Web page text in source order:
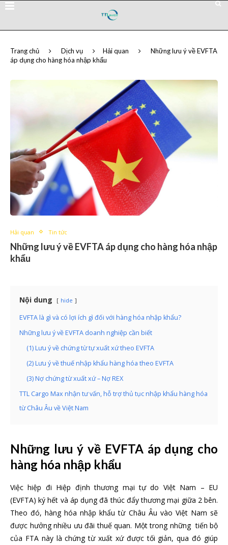
Trang chủ Dịch vụ Hải quan
Những lưu ý về EVFTA
áp dụng cho hàng hóa nhập khẩu
Hải quan Tin tức
Những lưu ý về EVFTA áp dụng cho hàng hóa nhập
khẩu
Nội dung hide
EVFTA là gì và có lợi ích gì đối với hàng hóa nhập khẩu?
Những lưu ý về EVFTA doanh nghiệp cần biết
(1) Lưu ý về chứng từ tự xuất xứ theo EVFTA
(2) Lưu ý về thuế nhập khẩu hàng hóa theo EVFTA
(3) Nợ chứng từ xuất xứ – Nợ REX
TTL Cargo Max nhận tư vấn, hỗ trợ thủ tục nhập khẩu hàng hóa
từ Châu Âu về Việt Nam
Những lưu ý về EVFTA áp dụng cho
hàng hóa nhập khẩu
Việc hiệp đi Hiệp định thương mại tự do Việt Nam – EU
(EVFTA) ký hết và áp dụng đã thúc đẩy thương mại giữa 2 bên.
Theo đó, hàng hóa nhập khẩu từ Châu Âu vào Việt Nam sẽ
được hưởng nhiều ưu đãi thuế quan. Một trong những tiến bộ
của FTA này là chứng từ xuất xứ được tối giản, qua đó giúp